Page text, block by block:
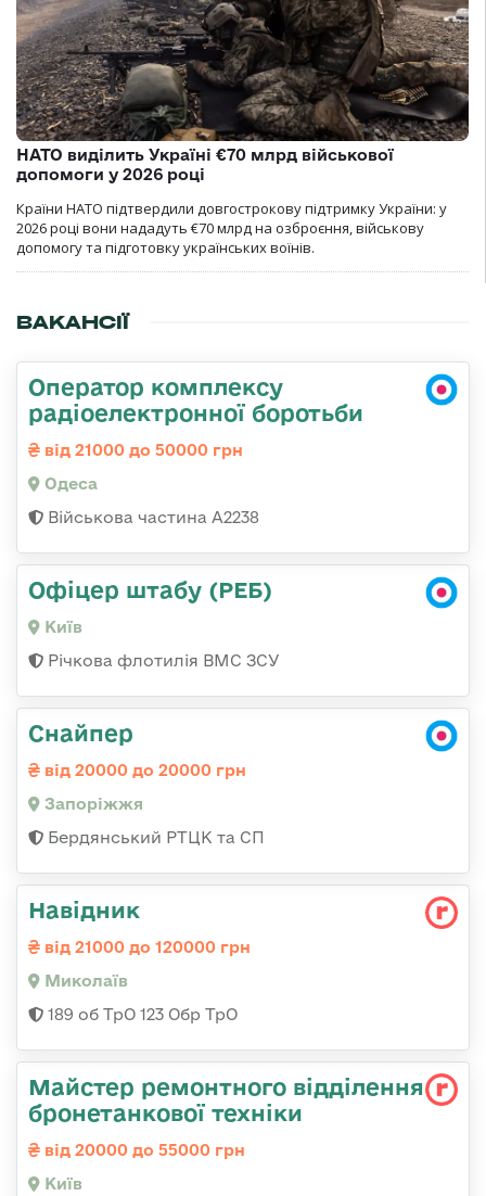
НАТО виділить Україні €70 млрд військової
допомоги у 2026 році
Країни НАТО підтвердили довгострокову підтримку України: у
2026 році вони нададуть €70 млрд на озброєння, військову
допомогу та підготовку українських воїнів.
ВАКАНСІЇ
Оператор комплексу
радіоелектронної боротьби
від 21000 до 50000 грн
Одеса
Військова частина А2238
Офіцер штабу (РЕБ)
Київ
Річкова флотилія ВМС ЗСУ
Снайпер
від 20000 до 20000 грн
Запоріжжя
Бердянський РТЦК та СП
Навідник
від 21000 до 120000 грн
Миколаїв
189 об ТрО 123 Обр ТрО
Майстер ремонтного відділення
бронетанкової техніки
від 20000 до 55000 грн
Київ